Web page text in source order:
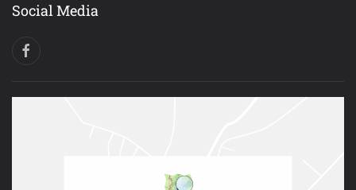
Social Media